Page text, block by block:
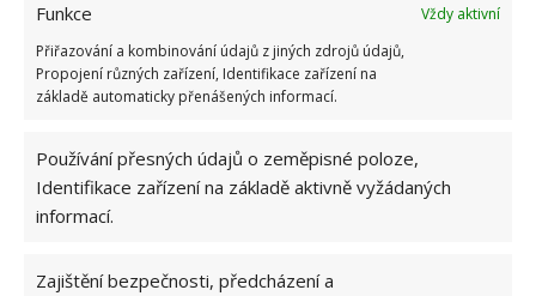
Funkce
Vždy aktivní
Přiřazování a kombinování údajů z jiných zdrojů údajů,
Propojení různých zařízení, Identifikace zařízení na
základě automaticky přenášených informací.
Používání přesných údajů o zeměpisné poloze,
Identifikace zařízení na základě aktivně vyžádaných
informací.
Zajištění bezpečnosti, předcházení a
Test znalostí o každodenní realitě za
komunismu: 10 retro otázek ukáže, kdo má
dobrý přehled
23.6.2026
Retro kvíz o oblíbených autech v dobách
socialismu: Tehdejší řidiči musí získat 10 z 10